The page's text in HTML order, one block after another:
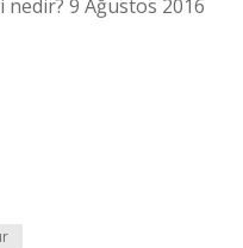
nedir? 9 Ağustos 2016